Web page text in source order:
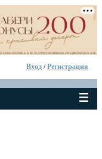
Вход /Регистрация